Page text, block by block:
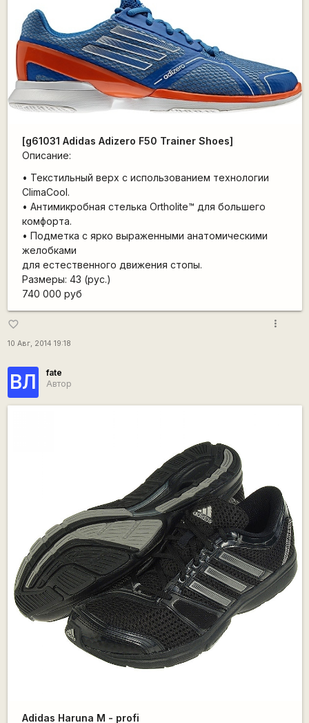
[g61031 Adidas Adizero F50 Trainer Shoes]
Описание:
• Текстильный верх с использованием технологии
ClimaCool.
• Антимикробная стелька Ortholite™ для большего
комфорта.
• Подметка с ярко выраженными анатомическими
желобками
для естественного движения стопы.
Размеры: 43 (рус.)
740 000 руб
favorite_border
10 Авг, 2014 19:18
more_vert
ВЛ
fate
Автор
Adidas Haruna M - profi